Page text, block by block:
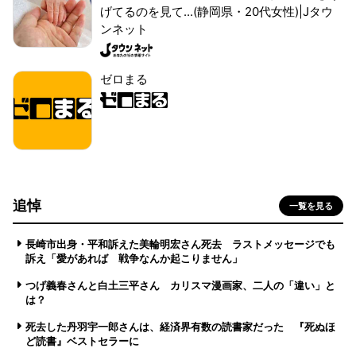
げてるのを見て...(静岡県・20代女性)|Jタウ
ンネット
ゼロまる
追悼 一覧を見る
長崎市出身・平和訴えた美輪明宏さん死去 ラストメッセージでも
訴え「愛があれば 戦争なんか起こりません」
つげ義春さんと白土三平さん カリスマ漫画家、二人の「違い」と
は？
死去した丹羽宇一郎さんは、経済界有数の読書家だった 『死ぬほ
ど読書』ベストセラーに